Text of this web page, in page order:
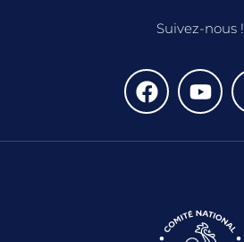
Suivez-nous !